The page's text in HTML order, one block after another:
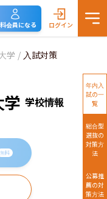
会員になる ログイン
学 / 入試対策
学 学校情報
無料
年内入
試の一
覧
総合型
選抜の
対策方
法
公募推
薦の対
策方法